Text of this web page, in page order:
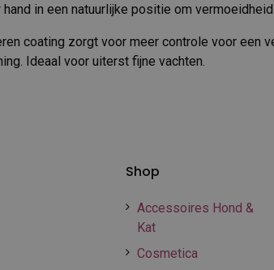
in een natuurlijke positie om
coating zorgt voor meer controle voor een
Ideaal voor uiterst fijne vachten.
Shop
Accessoires Hond &
Kat
Cosmetica